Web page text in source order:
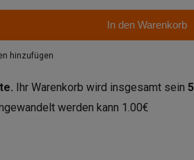
In den Warenkorb
hinzufügen
Ihr Warenkorb wird insgesamt sein 5
werden kann 1.00€